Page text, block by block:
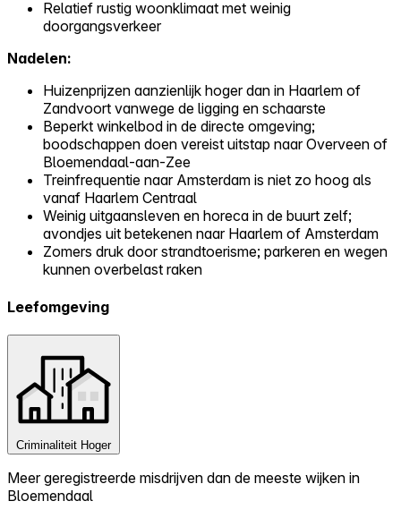
Relatief rustig woonklimaat met weinig
doorgangsverkeer
Nadelen:
Huizenprijzen aanzienlijk hoger dan in Haarlem of
Zandvoort vanwege de ligging en schaarste
Beperkt winkelbod in de directe omgeving;
boodschappen doen vereist uitstap naar Overveen of
Bloemendaal-aan-Zee
Treinfrequentie naar Amsterdam is niet zo hoog als
vanaf Haarlem Centraal
Weinig uitgaansleven en horeca in de buurt zelf;
avondjes uit betekenen naar Haarlem of Amsterdam
Zomers druk door strandtoerisme; parkeren en wegen
kunnen overbelast raken
Leefomgeving
Criminaliteit Hoger
Meer geregistreerde misdrijven dan de meeste wijken in
Bloemendaal